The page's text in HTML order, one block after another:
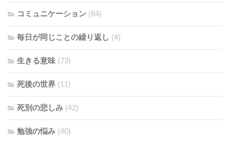
コミュニケーション (84)
毎日が同じことの繰り返し (4)
生きる意味 (73)
死後の世界 (11)
死別の悲しみ (42)
勉強の悩み (40)